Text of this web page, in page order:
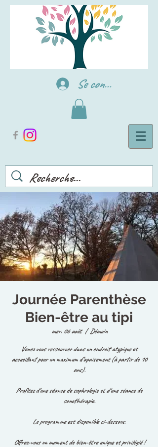
Se connecter
Journée Parenthèse
Bien-être au tipi
mer. 06 août
  |
Démuin
Venez vous ressourcer dans un endroit atypique et
accueillant pour un maximum d’apaisement (à partir de 10
ans).
Profitez d'une séance de sophrologie et d'une séance de
sonothérapie.
Le programme est disponible ci-dessous.
Offrez-vous un moment de bien-être unique et privilégié !